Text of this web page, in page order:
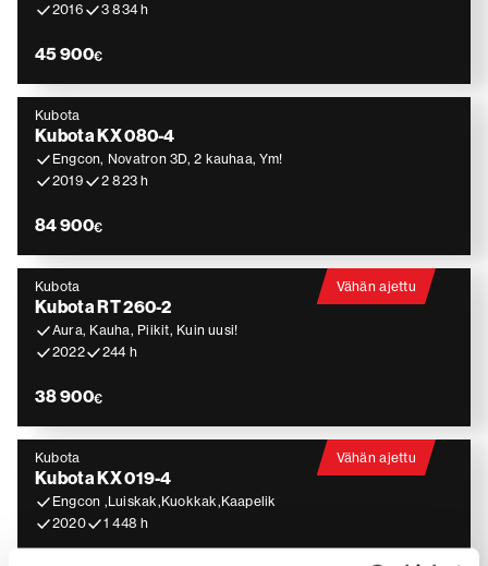
2016
3 834 h
45 900€
Kubota
Kubota KX 080-4
Engcon, Novatron 3D, 2 kauhaa, Ym!
2019
2 823 h
84 900€
Kubota
Kubota RT 260-2
Aura, Kauha, Piikit, Kuin uusi!
2022
244 h
38 900€
Vähän ajettu
Kubota
Kubota KX 019-4
Engcon ,Luiskak,Kuokkak,Kaapelik
2020
1 448 h
Vähän ajettu